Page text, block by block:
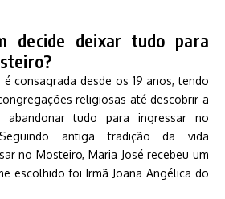
decide deixar tudo para
consagrada desde os 19 anos, tendo
religiosas até descobrir a
abandonar tudo para ingressar no
antiga tradição da vida
no Mosteiro, Maria José recebeu um
escolhido foi Irmã Joana Angélica do